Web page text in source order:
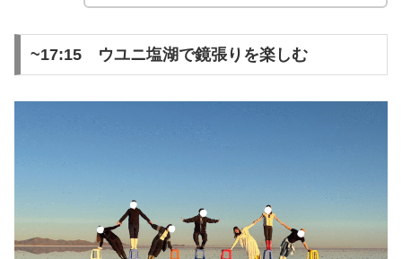
~17:15 ウユニ塩湖で鏡張りを楽しむ